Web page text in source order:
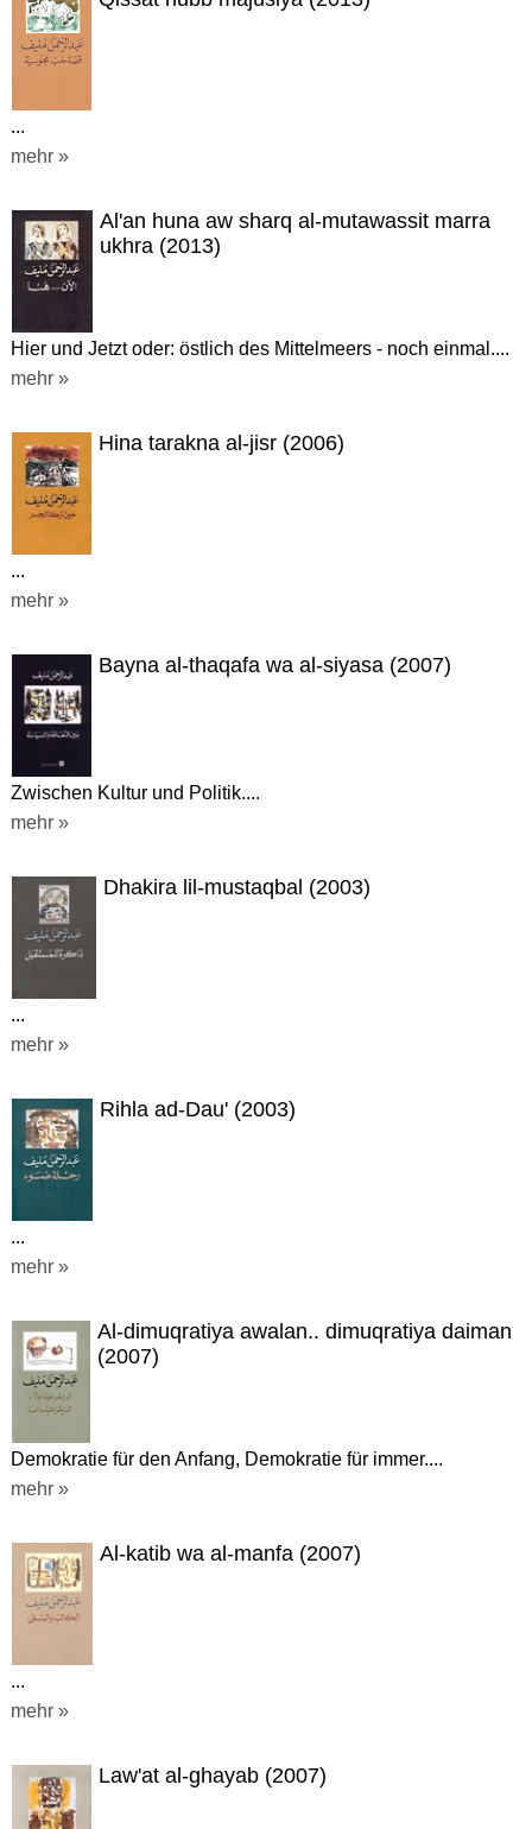
...
mehr »
Al'an huna aw sharq al-mutawassit marra
ukhra (2013)
Hier und Jetzt oder: östlich des Mittelmeers - noch einmal....
mehr »
Hina tarakna al-jisr (2006)
...
mehr »
Bayna al-thaqafa wa al-siyasa (2007)
Zwischen Kultur und Politik....
mehr »
Dhakira lil-mustaqbal (2003)
...
mehr »
Rihla ad-Dau' (2003)
...
mehr »
Al-dimuqratiya awalan.. dimuqratiya daiman
(2007)
Demokratie für den Anfang, Demokratie für immer....
mehr »
Al-katib wa al-manfa (2007)
...
mehr »
Law'at al-ghayab (2007)